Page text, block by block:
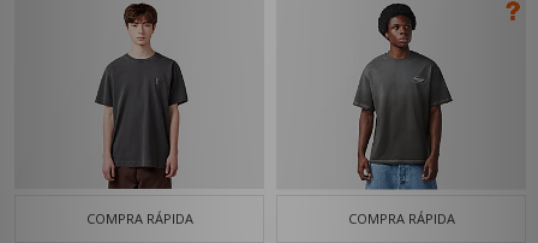
COMPRA RÁPIDA COMPRA RÁPIDA